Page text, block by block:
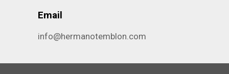
Email
info@hermanotemblon.com